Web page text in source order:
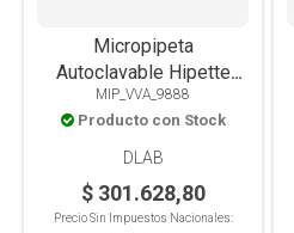
Micropipeta
Autoclavable Hipette
Colorful Volumen
Variable 1000-10000ul
MIP_VVA_9888
Producto con Stock
DLAB
$ 301.628,80
Precio Sin Impuestos Nacionales: